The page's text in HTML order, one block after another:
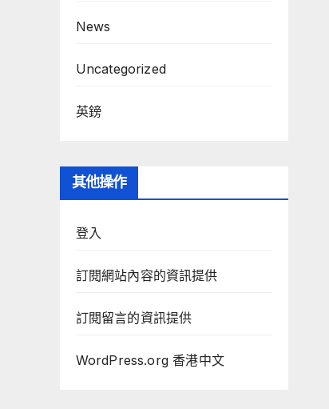
News
Uncategorized
英鎊
其他操作
登入
訂閱網站內容的資訊提供
訂閱留言的資訊提供
WordPress.org 香港中文